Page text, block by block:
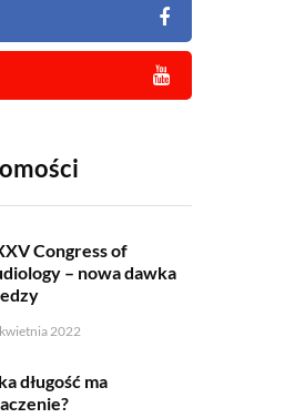
Congress of
– nowa dawka
2022
długość ma